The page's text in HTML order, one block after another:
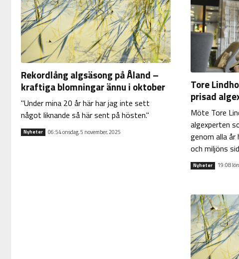
Rekordlång algsäsong på Åland –
kraftiga blomningar ännu i oktober
"Under mina 20 år här har jag inte sett
något liknande så här sent på hösten."
Nyheter 06:54 onsdag, 5 november, 2025
Tore
prisad
Möte Tore
algexperten
genom alla
och miljöns
Nyheter 19:08